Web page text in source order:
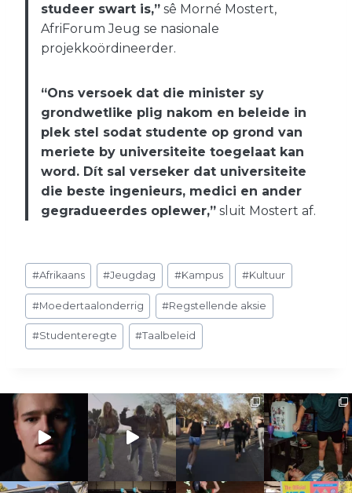
studeer swart is,” sê Morné Mostert,
AfriForum Jeug se nasionale
projekkoördineerder.
“Ons versoek dat die minister sy
grondwetlike plig nakom en beleide in
plek stel sodat studente op grond van
meriete by universiteite toegelaat kan
word. Dít sal verseker dat universiteite
die beste ingenieurs, medici en ander
gegradueerdes oplewer,” sluit Mostert af.
Post
Tags:
#Afrikaans #Jeugdag #Kampus #Kultuur
#Moedertaalonderrig #Regstellende aksie
#Studenteregte #Taalbeleid